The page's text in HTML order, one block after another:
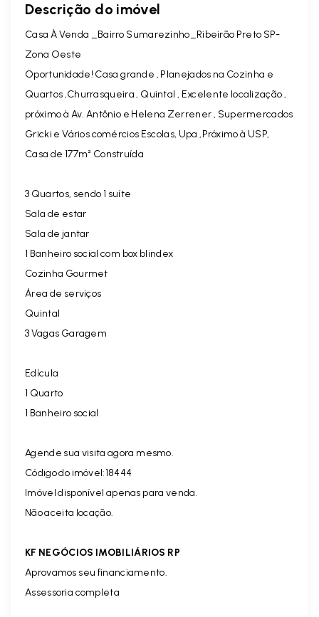
Descrição do imóvel
Casa À Venda _Bairro Sumarezinho_Ribeirão Preto SP-
Zona Oeste
Oportunidade! Casa grande , Planejados na Cozinha e
Quartos ,Churrasqueira , Quintal , Excelente localização ,
próximo à Av. Antônio e Helena Zerrener , Supermercados
Gricki e Vários comércios Escolas, Upa ,Próximo à USP,
Casa de 177m² Construída
3 Quartos, sendo 1 suíte
Sala de estar
Sala de jantar
1 Banheiro social com box blindex
Cozinha Gourmet
Área de serviços
Quintal
3 Vagas Garagem
Edícula
1 Quarto
1 Banheiro social
Agende sua visita agora mesmo.
Código do imóvel:18444
Imóvel disponível apenas para venda.
Não aceita locação.
KF NEGÓCIOS IMOBILIÁRIOS RP
Aprovamos seu financiamento.
Assessoria completa